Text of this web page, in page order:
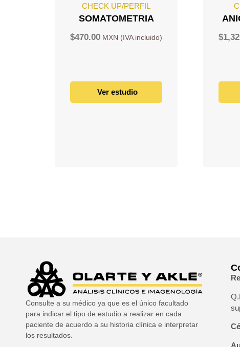
CHECK UP/PERFIL
SOMATOMETRIA
$470.00
Ver estudio
$
Consulte a su médico ya que es el único facultado
para indicar el tipo de estudio a realizar en cada
paciente de acuerdo a su historia clínica e interpretar
los resultados.